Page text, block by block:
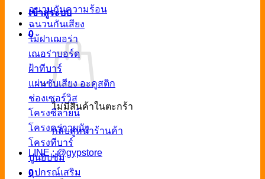
เข้าสู่ระบบ
0
ไม่มีสินค้าในตะกร้า
กลับสู่หน้าร้านค้า
LINE : @gypstore
0
ฉนวนกันความร้อน
ฉนวนกันเสียง
ไม้ฝาเฌอร่า
เณอร่าบอร์ด
ฝ้าทีบาร์
แผ่นซับเสียง อะคูสติก
ช่องเซอร์วิส
โครงซีลายน์
โครงคร่าวผนัง
โครงทีบาร์
ปูนยิปซั่ม
อุปกรณ์เสริม